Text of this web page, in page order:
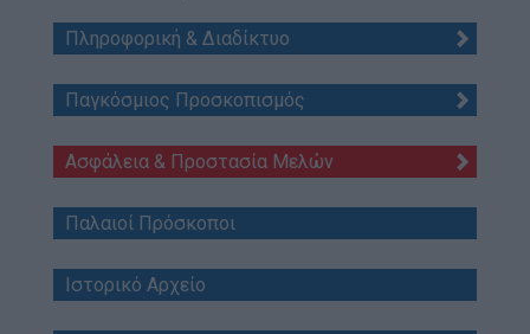
Blog
Επικοινωνία
Media Center
Φωτογραφικό Υλικό
Λογότυπα
Πληροφορική & Διαδίκτυο
Παγκόσμιος Προσκοπισμός
Ασφάλεια & Προστασία Μελών
Παλαιοί Πρόσκοποι
Ιστορικό Αρχείο